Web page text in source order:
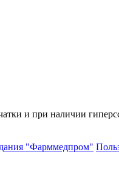
и при наличии
"Фарммедпром"